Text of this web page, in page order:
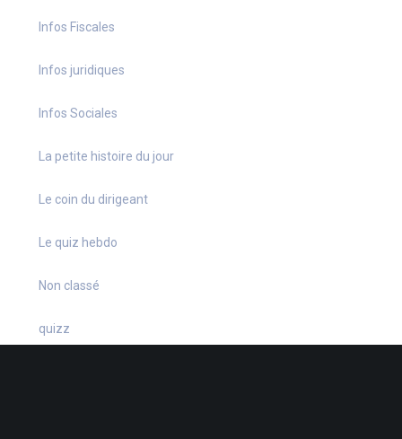
Infos Fiscales
Infos juridiques
Infos Sociales
La petite histoire du jour
Le coin du dirigeant
Le quiz hebdo
Non classé
quizz